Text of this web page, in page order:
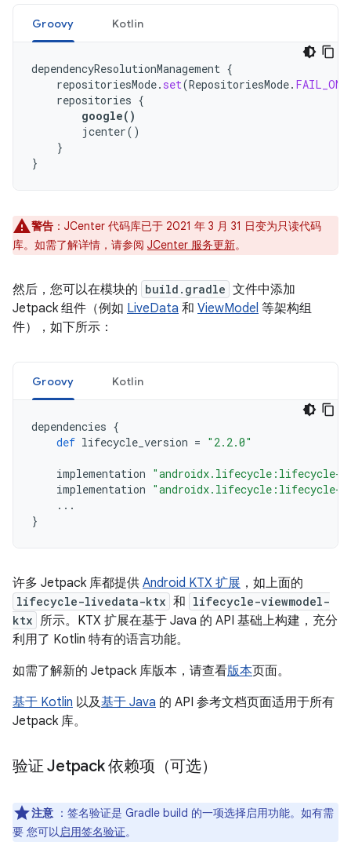
Groovy Kotlin
dependencyResolutionManagement {
repositoriesMode. set(RepositoriesMode.
repositories {
google()
jcenter()
}
}
警告 ：JCenter 代码库已于 2021 年 3 月 31 日变为只读代码
库。如需了解详情，请参阅 JCenter 服务更新。
然后，您可以在模块的 build.gradle 文件中添加
Jetpack 组件（例如 LiveData 和 ViewModel 等架构组
件），如下所示：
Groovy Kotlin
dependencies {
def lifecycle_version = "2.2.0"
implementation "androidx.lifecycle:lifecycle-
implementation "androidx.lifecycle:lifecycle-
...
}
许多 Jetpack 库都提供 Android KTX 扩展 ，如上面的
lifecycle-livedata-ktx 和 lifecycle-viewmodel-
ktx 所示。KTX 扩展在基于 Java 的 API 基础上构建，充分
利用了 Kotlin 特有的语言功能。
如需了解新的 Jetpack 库版本，请查看版本页面。
基于 Kotlin 以及基于 Java 的 API 参考文档页面适用于所有
Jetpack 库。
验证 Jetpack 依赖项（可选）
注意 ：签名验证是 Gradle build 的一项选择启用功能。如有需
要 您可以启用签名验证。